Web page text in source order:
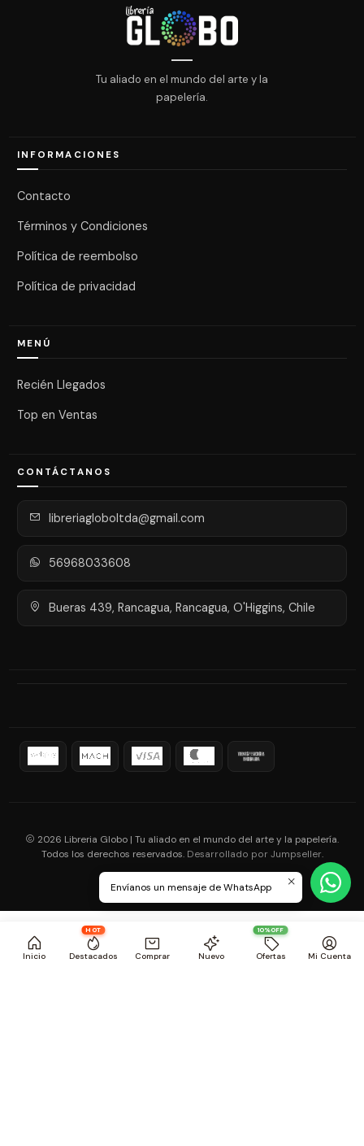
Inicio
HOT
Destacados Comprar Nuevo
10%OFF
Ofertas Mi Cuenta
Tu aliado en el mundo del arte y la
papelería.
INFORMACIONES
Contacto
Términos y Condiciones
Política de reembolso
Política de privacidad
MENÚ
Recién Llegados
Top en Ventas
CONTÁCTANOS
libreriagloboltda@gmail.com
56968033608
Bueras 439, Rancagua, Rancagua, O'Higgins, Chile
2026 Libreria Globo | Tu aliado en el mundo del arte y la papelería.
Todos los derechos reservados. Desarrollado por Jumpseller.
Envíanos un mensaje de WhatsApp